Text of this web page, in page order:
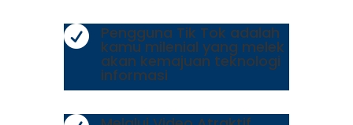
 Pengguna Tik Tok adalah
kamu milenial yang melek
akan kemajuan teknologi
informasi